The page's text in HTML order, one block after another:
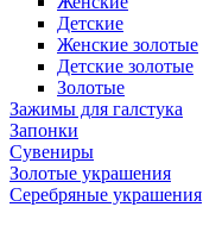
Детские
Женские золотые
Детские золотые
Золотые
Зажимы для галстука
Запонки
Сувениры
Золотые украшения
Серебряные украшения